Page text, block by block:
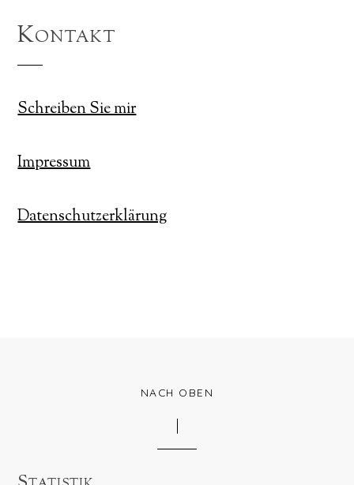
Kontakt
Schreiben Sie mir
Impressum
Datenschutzerklärung
NACH OBEN